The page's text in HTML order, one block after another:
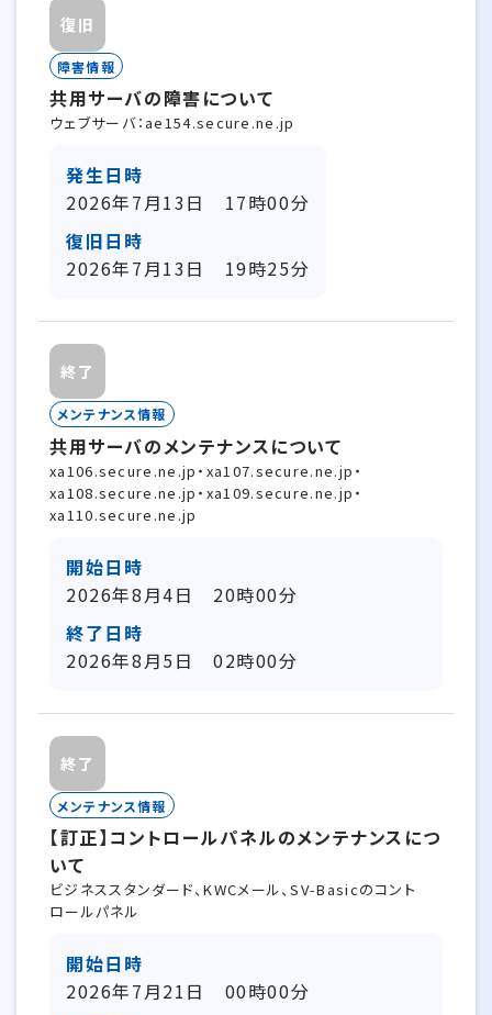
復旧
障害情報
共用サーバの障害について
ウェブサーバ：ae154.secure.ne.jp
発生日時
2026年7月13日 17時00分
復旧日時
2026年7月13日 19時25分
終了
メンテナンス情報
共用サーバのメンテナンスについて
xa106.secure.ne.jp・xa107.secure.ne.jp・
xa108.secure.ne.jp・xa109.secure.ne.jp・
xa110.secure.ne.jp
開始日時
2026年8月4日 20時00分
終了日時
2026年8月5日 02時00分
終了
メンテナンス情報
【訂正】コントロールパネルのメンテナンスにつ
いて
ビジネススタンダード、KWCメール、SV-Basicのコント
ロールパネル
開始日時
2026年7月21日 00時00分